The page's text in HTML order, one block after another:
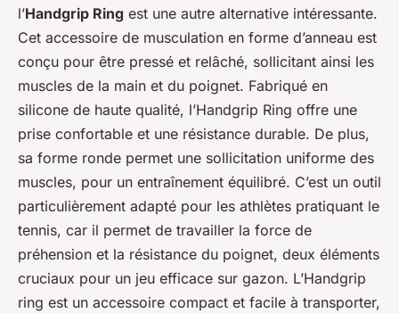
l’Handgrip Ring est une autre alternative intéressante.
Cet accessoire de musculation en forme d’anneau est
conçu pour être pressé et relâché, sollicitant ainsi les
muscles de la main et du poignet. Fabriqué en
silicone de haute qualité, l’Handgrip Ring offre une
prise confortable et une résistance durable. De plus,
sa forme ronde permet une sollicitation uniforme des
muscles, pour un entraînement équilibré. C’est un outil
particulièrement adapté pour les athlètes pratiquant le
tennis, car il permet de travailler la force de
préhension et la résistance du poignet, deux éléments
cruciaux pour un jeu efficace sur gazon. L’Handgrip
ring est un accessoire compact et facile à transporter,